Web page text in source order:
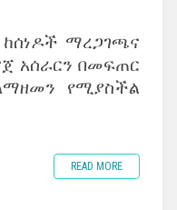
ማረጋገጫና
አሰራርን በመፍጠር
የሚያስችል
READ MORE